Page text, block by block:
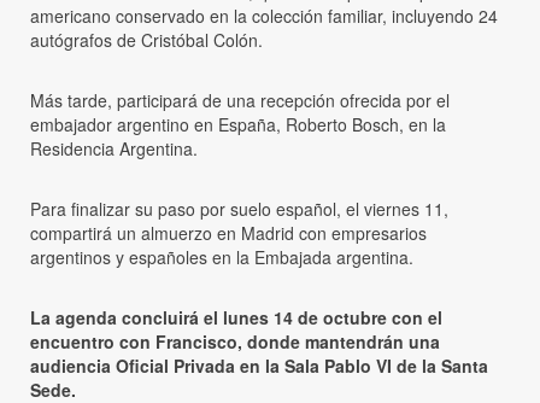
americano conservado en la colección familiar, incluyendo 24
autógrafos de Cristóbal Colón.
Más tarde, participará de una recepción ofrecida por el
embajador argentino en España, Roberto Bosch, en la
Residencia Argentina.
Para finalizar su paso por suelo español, el viernes 11,
compartirá un almuerzo en Madrid con empresarios
argentinos y españoles en la Embajada argentina.
La agenda concluirá el lunes 14 de octubre con el
encuentro con Francisco, donde mantendrán una
audiencia Oficial Privada en la Sala Pablo VI de la Santa
Sede.